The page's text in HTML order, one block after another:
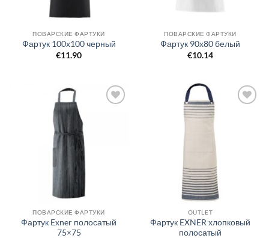
ПОВАРСКИЕ ФАРТУКИ
Фартук 100х100 черный
€11.90
ПОВАРСКИЕ ФАРТУКИ
Фартук 90х80 белый
€10.14
ПОВАРСКИЕ ФАРТУКИ
Фартук Exner полосатый
75×75
OUTLET
Фартук EXNER хлопковый
полосатый